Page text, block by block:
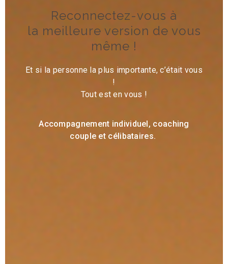
Reconnectez-vous à
la meilleure version de vous
même !
Et si la personne la plus importante, c’était vous
!
Tout est en vous !
Accompagnement individuel, coaching
couple et célibataires.